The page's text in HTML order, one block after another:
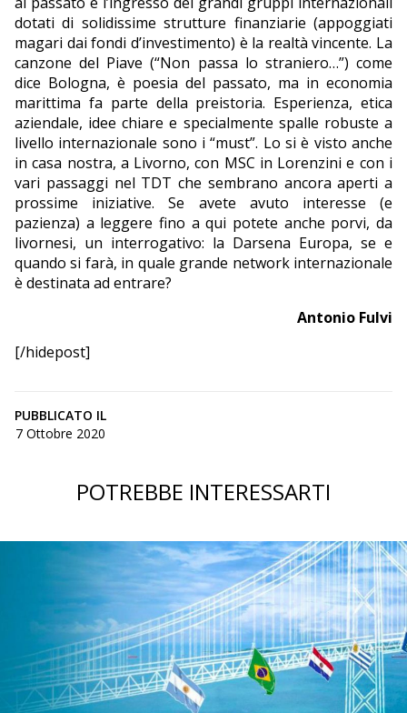
dotati di solidissime strutture finanziarie (appoggiati
magari dai fondi d’investimento) è la realtà vincente. La
canzone del Piave (“Non passa lo straniero…”) come
dice Bologna, è poesia del passato, ma in economia
marittima fa parte della preistoria. Esperienza, etica
aziendale, idee chiare e specialmente spalle robuste a
livello internazionale sono i “must”. Lo si è visto anche
in casa nostra, a Livorno, con MSC in Lorenzini e con i
vari passaggi nel TDT che sembrano ancora aperti a
prossime iniziative. Se avete avuto interesse (e
pazienza) a leggere fino a qui potete anche porvi, da
livornesi, un interrogativo: la Darsena Europa, se e
quando si farà, in quale grande network internazionale
è destinata ad entrare?
Antonio Fulvi
[/hidepost]
PUBBLICATO IL
7 Ottobre 2020
POTREBBE INTERESSARTI